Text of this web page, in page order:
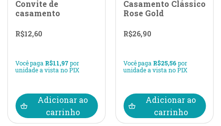
Convite de
casamento
R$12,60
Você paga R$11,97 por
unidade a vista no PIX
Adicionar ao
carrinho
Casamento Clássico
Rose Gold
R$26,90
Você paga R$25,56 por
unidade a vista no PIX
Adicionar ao
carrinho